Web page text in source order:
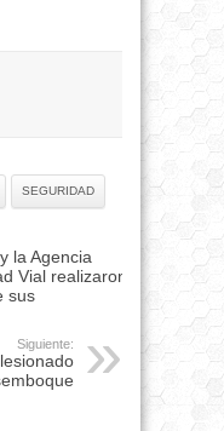
SEGURIDAD
la Agencia
Vial realizaron
sus
Siguiente: